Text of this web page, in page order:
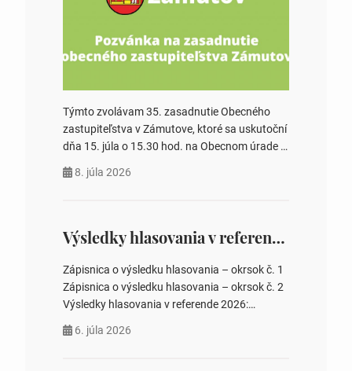
Týmto zvolávam 35. zasadnutie Obecného
zastupiteľstva v Zámutove, ktoré sa uskutoční
dňa 15. júla o 15.30 hod. na Obecnom úrade v
rokovania 2. Schválenie návrhovej komisie a
zastupiteľstiev, počtu poslancov obecných
zastupiteľstiev v nich 4. Schválenie odpredaja
obecného pozemku –…
8. júla 2026
Výsledky hlasovania v referende 2026
Zápisnica o výsledku hlasovania – okrsok č. 1
Zápisnica o výsledku hlasovania – okrsok č. 2
Výsledky hlasovania v referende 2026:
na hlasovaní https://www.volbysr.sk/…
6. júla 2026